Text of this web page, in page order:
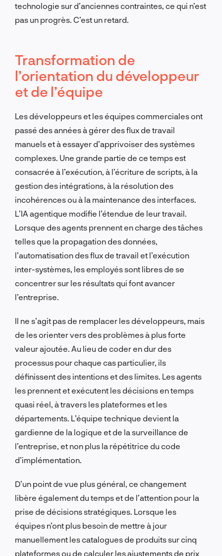
technologie sur d’anciennes contraintes, ce qui n’est
pas un progrès. C’est un retard.
Transformation de
l’orientation du développeur
et de l’équipe
Les développeurs et les équipes commerciales ont
passé des années à gérer des flux de travail
manuels et à essayer d’apprivoiser des systèmes
complexes. Une grande partie de ce temps est
consacrée à l’exécution, à l’écriture de scripts, à la
gestion des intégrations, à la résolution des
incohérences ou à la maintenance des interfaces.
L’IA agentique modifie l’étendue de leur travail.
Lorsque des agents prennent en charge des tâches
telles que la propagation des données,
l’automatisation des flux de travail et l’exécution
inter-systèmes, les employés sont libres de se
concentrer sur les résultats qui font avancer
l’entreprise.
Il ne s’agit pas de remplacer les développeurs, mais
de les orienter vers des problèmes à plus forte
valeur ajoutée. Au lieu de coder en dur des
processus pour chaque cas particulier, ils
définissent des intentions et des limites. Les agents
les prennent et exécutent les décisions en temps
quasi réel, à travers les plateformes et les
départements. L’équipe technique devient la
gardienne de la logique et de la surveillance de
l’entreprise, et non plus la répétitrice du code
d’implémentation.
D’un point de vue plus général, ce changement
libère également du temps et de l’attention pour la
prise de décisions stratégiques. Lorsque les
équipes n’ont plus besoin de mettre à jour
manuellement les catalogues de produits sur cinq
plateformes ou de calculer les ajustements de prix